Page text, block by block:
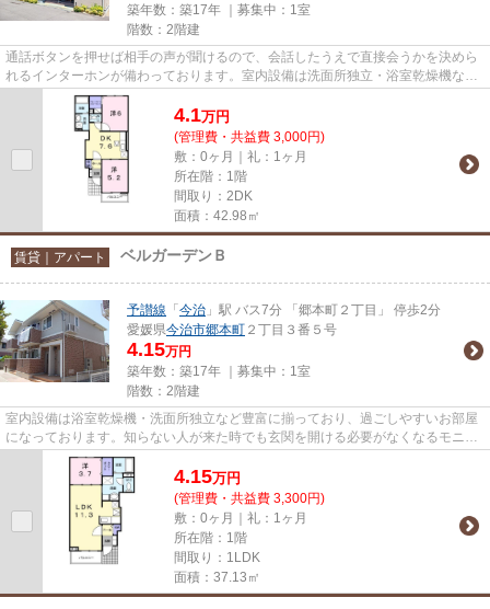
築年数：築17年 ｜募集中： 1室
階数：2階建
通話ボタンを押せば相手の声が聞けるので、会話したうえで直接会うかを決めら
れるインターホンが備わっております。室内設備は洗面所独立・浴室乾燥機など
充実した設備を備え付けてい...
4.1万円
(管理費・共益費 3,000円)
敷：0ヶ月｜礼：1ヶ月
所在階：1階
間取り：2DK
面積：42.98㎡
賃貸｜アパート ベルガーデンＢ
予讃線 「 今治 」駅 バス7分 「郷本町２丁目」 停歩2分
愛媛県今治市郷本町 ２丁目３番５号
4.15万円
築年数：築17年 ｜募集中： 1室
階数：2階建
室内設備は浴室乾燥機・洗面所独立など豊富に揃っており、過ごしやすいお部屋
になっております。知らない人が来た時でも玄関を開ける必要がなくなるモニタ
ー付きインターホンがありま...
4.15万円
(管理費・共益費 3,300円)
敷：0ヶ月｜礼：1ヶ月
所在階：1階
間取り：1LDK
面積：37.13㎡